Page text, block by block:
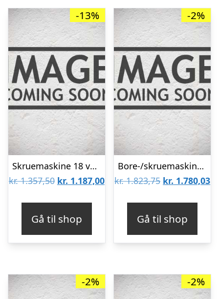
-13%
Skruemaskine 18 volt med 2 batterier
kr.1.357,50 Den
kr. 1.357,50.
kr. 1.187,00Den
kr. 1.187,00.
Gå til shop
-2%
Bore-/skruemaskine BS 18 Quick solo, i Metaloc
kr.1.823,75 Den
kr. 1.823,75.
kr. 1.780,03
Gå til shop
-2% -2%